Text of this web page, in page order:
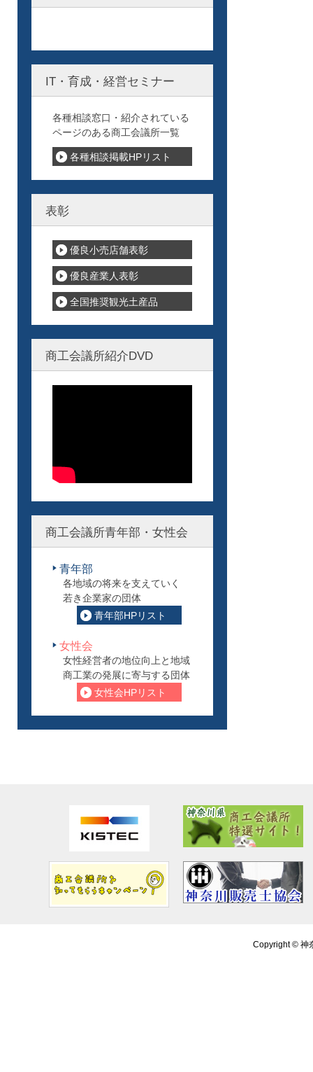
IT・育成・経営セミナー
各種相談窓口・紹介されている
ページのある商工会議所一覧
各種相談掲載HPリスト
表彰
優良小売店舗表彰
優良産業人表彰
全国推奨観光土産品
商工会議所紹介DVD
商工会議所青年部・女性会
青年部
各地域の将来を支えていく
若き企業家の団体
青年部HPリスト
女性会
女性経営者の地位向上と地域
商工業の発展に寄与する団体
女性会HPリスト
Copyright © 神